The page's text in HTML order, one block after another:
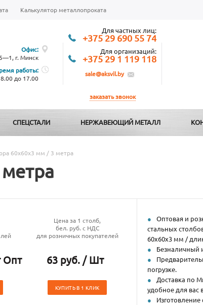
Калькулятор металлопроката
Офис:
г. Минск
работы:
до 17.00
Для частных лиц:
+375 29 690 55 74
Для организаций:
+375 29 1 119 118
sale@aksvil.by
заказать звонок
СПЕЦСТАЛИ НЕРЖАВЕЮЩИЙ МЕТАЛЛ
60х60х3 мм / 3 метра
Опт
Цена за 1 столб,
бел. руб. с НДС
для розничных покупателей
63 руб. / Шт
КУПИТЬ В 1 КЛИК
Оптовая и
стальных
60х60х3 мм /
Безналичный
погрузке.
Доставка по
удобное для вас